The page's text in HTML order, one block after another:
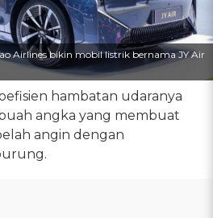
Airlines bikin mobil listrik bernama JY Air
hambatan udaranya
angka yang membuat
angin dengan